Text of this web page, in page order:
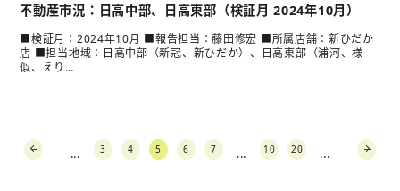
不動産市況：日高中部、日高東部（検証月 2024年10月）
■検証月：2024年10月 ■報告担当：藤田修宏 ■所属店舗：新ひだか
店 ■担当地域：日高中部（新冠、新ひだか）、日高東部（浦河、様
似、えり…
... 3 4 5 6 7 ... 10 20 ...